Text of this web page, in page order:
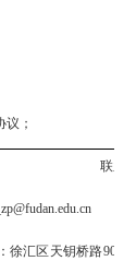
；
联系
徐汇区天钥桥路905